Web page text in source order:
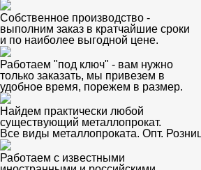
Собственное производство -
выполним заказ в кратчайшие сроки
и по наиболее выгодной цене.
Работаем "под ключ" - вам нужно
только заказать, мы привезем в
удобное время, порежем в размер.
Найдем практически любой
существующий металлопрокат.
Все виды металлопроката. Опт.
Работаем с известными